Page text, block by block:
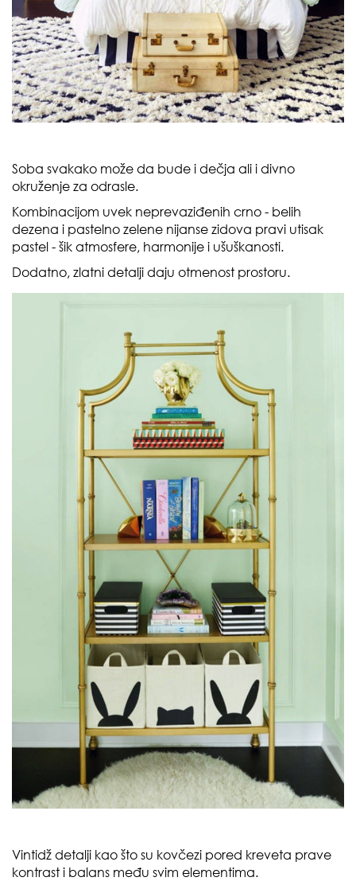
Soba svakako može da bude i dečja ali i divno
okruženje za odrasle.
Kombinacijom uvek neprevaziđenih crno - belih
dezena i pastelno zelene nijanse zidova pravi utisak
pastel - šik atmosfere, harmonije i ušuškanosti.
Dodatno, zlatni detalji daju otmenost prostoru.
Vintidž detalji kao što su kovčezi pored kreveta prave
kontrast i balans među svim elementima.